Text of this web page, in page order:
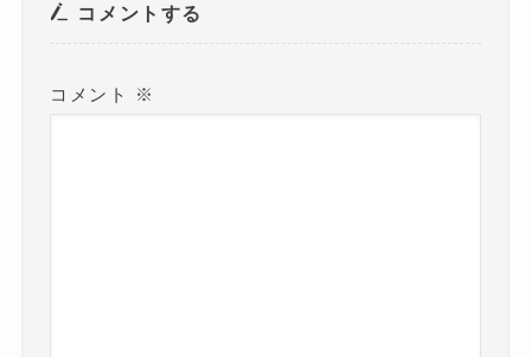
コメントする
コメント ※